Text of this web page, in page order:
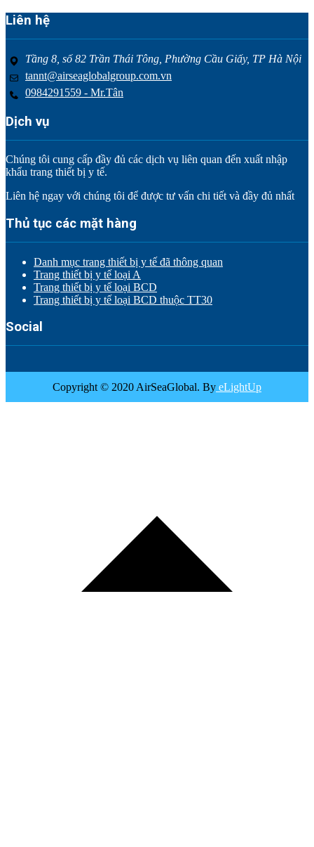
Liên hệ
Tầng 8, số 82 Trần Thái Tông, Phường Cầu Giấy, TP Hà Nội
tannt@airseaglobalgroup.com.vn
0984291559 - Mr.Tân
Dịch vụ
Chúng tôi cung cấp đầy đủ các dịch vụ liên quan đến xuất nhập
khẩu trang thiết bị y tế.
Liên hệ ngay với chúng tôi để được tư vấn chi tiết và đầy đủ nhất
Thủ tục các mặt hàng
Danh mục trang thiết bị y tế đã thông quan
Trang thiết bị y tế loại A
Trang thiết bị y tế loại BCD
Trang thiết bị y tế loại BCD thuộc TT30
Social
Copyright © 2020 AirSeaGlobal. By eLightUp